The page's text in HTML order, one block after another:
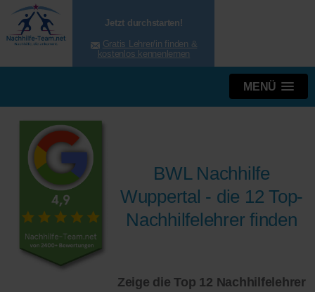
Jetzt durchstarten!
Gratis Lehrer/in finden &
kostenlos kennenlernen
MENÜ
BWL Nachhilfe
Wuppertal - die 12 Top-
Nachhilfelehrer finden
Zeige die Top 12 Nachhilfelehrer